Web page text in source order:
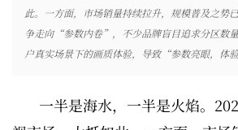
此。一方面，市场销量持续拉升，规模普及之势
争走向“参数内卷”，不少品牌盲目追求分区数
户真实场景下的画质体验，导致“参数亮眼，体
一半是海水，一半是火焰。